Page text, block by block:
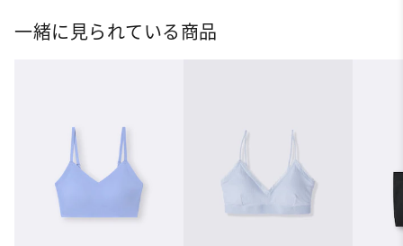
一緒に見られている商品